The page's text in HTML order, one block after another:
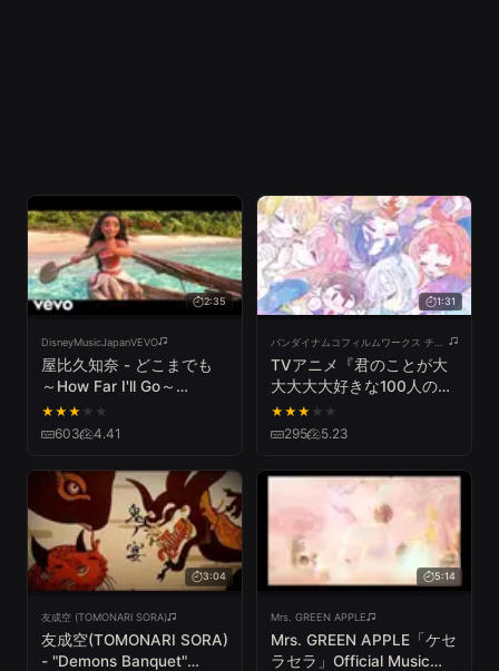
2:35
DisneyMusicJapanVEVO
屋比久知奈 - どこまでも
～How Far I'll Go～
（From『モアナと伝説の
海』）
★★★ ★ ★
603 4.41
1:31
TVアニメ『君のことが大
大大大大好きな100人の彼
女』ノンクレジットED ｜
EDテーマ：岬 なこ「スイ
★★★ ★ ★
295 5.23
3:04
友成空 (TOMONARI SORA)
友成空(TOMONARI SORA)
- "Demons Banquet"
5:14
Mrs. GREEN APPLE
Mrs. GREEN APPLE「ケセ
ラセラ」Official Music